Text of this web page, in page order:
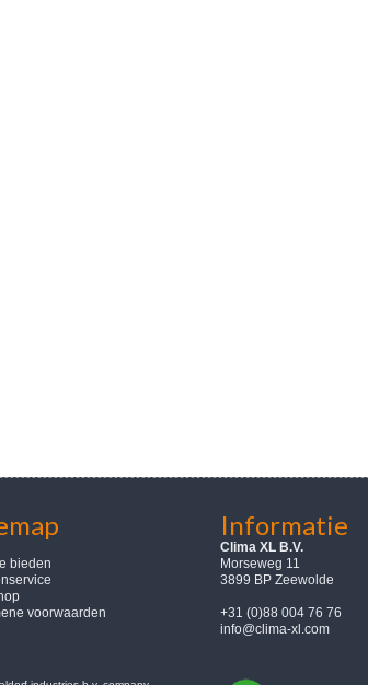
bieden
voorwaarden
Informatie
Clima XL B.V.
Morseweg 11
3899 BP Zeewolde
+31 (0)88 004 76 76
info@clima-xl.com